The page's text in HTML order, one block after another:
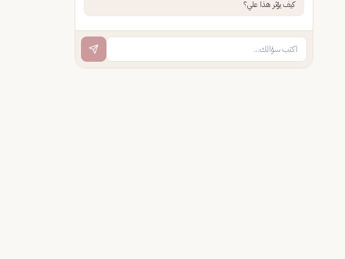
كيف يؤثر هذا علي؟